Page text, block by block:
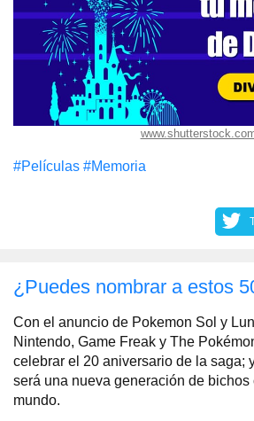
#Películas #Memoria
¿Puedes nombrar a estos
Con el anuncio de Pokemon Sol y
Nintendo, Game Freak y The
celebrar el 20 aniversario de la saga;
será una nueva generación de bichos
mundo.